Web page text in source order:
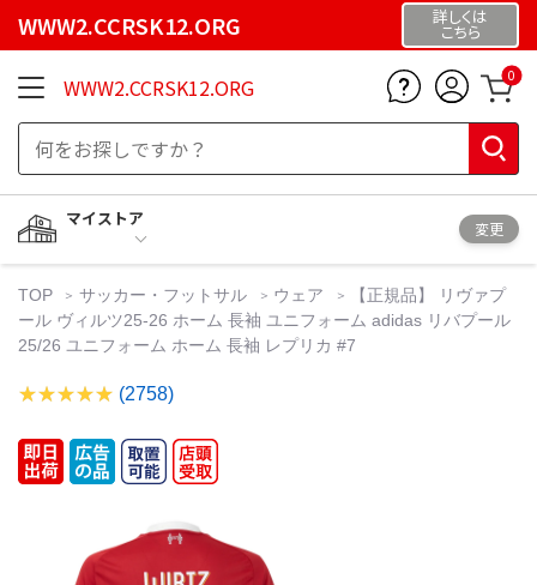
WWW2.CCRSK12.ORG 詳しくは
こちら
WWW2.CCRSK12.ORG 0
マイストア
変更
TOP サッカー・フットサル ウェア
【正規品】 リヴァプ
ール ヴィルツ25-26 ホーム 長袖 ユニフォーム adidas リバプール
25/26 ユニフォーム ホーム 長袖 レプリカ #7
(2758)